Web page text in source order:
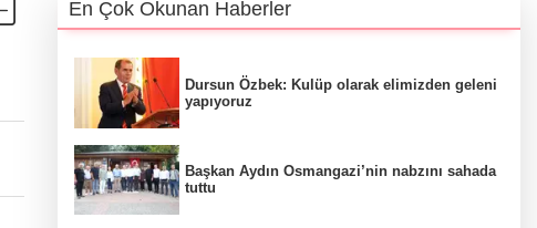
En Çok Okunan Haberler
Dursun Özbek: Kulüp olarak elimizden geleni
yapıyoruz
Başkan Aydın Osmangazi’nin nabzını sahada
tuttu